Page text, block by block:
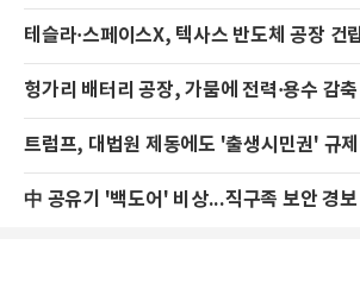
테슬라·스페이스X, 텍사스 반도체 공장 건립
헝가리 배터리 공장, 가뭄에 전력·용수 감축
트럼프, 대법원 제동에도 '출생시민권' 규제
中 공유기 '백도어' 비상...직구족 보안 경보